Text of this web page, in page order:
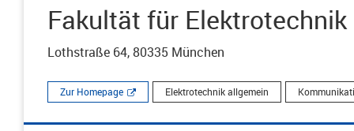
Fakultät für
Lothstraße 64, 80335 München
Zur Homepage Elektrotechnik allgemein